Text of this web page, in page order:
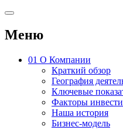
Меню
01 О Компании
Краткий обзор
География
Ключевые
Факторы
Наша история
Бизнес-модель